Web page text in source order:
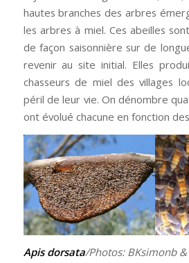
hautes branches des arbres
les arbres à miel. Ces abeilles
de façon saisonnière sur de
revenir au site initial. Elles
chasseurs de miel des villages
péril de leur vie. On dénombre
ont évolué chacune en fonction
Apis dorsata/Photos: BKsimonb